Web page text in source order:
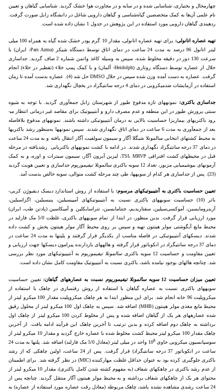
چهارمحال و بختیاری، شناسایی شده و در سایه و در مجاورت هوا خشک گردید. شناسایی گیاهان و تعیین
نام علمی آن‌ها به کمک متخصصین گیاه‌شناسی و گیاهان دارویی شاغل در دانشگاه زابل صورت گرفت.
رده­بندی گیاهان دارویی مورد استفاده در این پژوهش در جدول 1 نشان داده شده است.
تهیه عصاره اتانولی:
برای تهیه عصاره اتانولی، مقدار 10 گرم پودر خشک شده گیاه به همراه 100 میلی
لیتر اتانول 96 درصد به مدت 24 ساعت در دمای اتاق توسط دستگاه شیکر (Pars Azma- ایران) با
سرعت 130 دور در دقیقه مخلوط شده، سپس به وسیله کاغذ واتمن شماره 2 صاف گردید. جداسازی
حلال از عصاره توسط دستگاه روتاری (Heidolph- آلمان) و با کمک پمپ خلاء (تقطیر در خلاء) انجام
گرفت. عصاره به دست آمده وزن شده سپس در حلال DMSO حل شد (4). عصاره بدست آمده تا زمان
استفاده در آزمایشات ضدمیکروبی در دمای 4 درجه سانتی­گراد در یخچال نگهداری شد.
جداسازی باکتری:
نمونه­های تازه مدفوع طیور از شهرستان زابل جمع­آوری گردید. با توجه به شیوه
سنتی پرورش طیور در این منطقه و عدم مصرف دارو و آنتی­بیوتیک برای مقاصد غیر درمانی انتظار می­
رود باکتری­های بیماریزا حساسیت بالایی به درمان آنتی­بیوتیکی داشته باشند. نمونه­های مدفوع بلافاصله
بعد از جمع­آوری به مدت 6 ساعت در دمای اتاق نگه­داری شدند. سپس نمونه­ها به‌منظور رشد باکتری­ها
به محیط کشت­های انتخابی سالمونلا شیگلا آگار و سیمون سولفیت آگار انتقال یافته و به مدت 24 ساعت
در دمای 37 درجه سانتی­گراد نگهداری شدند. در ادامه با کشت نمونه­های باکتریایی رشدیافته در مرحله
قبل در محیط­های کشت افتراقی TSI، MRVP، لیزین آیرون آگار، سیمون سیترات و اوره، و به کمک
آزمون­های بیوشیمیایی مزبور، تعداد 12 سویه باکتری
سالمونلا تیفی­موریوم جداسازی و تعیین هویت گردید
(23). پس از جداسازی هر کدام از سویه­ها، طی چند مرحله کشت متوالی، سویه خالص بدست آمد.
تعیین حساسیت باکتری به آنتی­بیوتیک­های مرسوم: با استفاده از روش استاندارد دیسک دیفیوژِن کربی-
بائر (10) حساسیت سویه­های باکتری نسبت به آنتی­بیوتیک­های آمپی­سیلین، پنی­سیلین، اگزاسیلین،
آزیترومایسین، آموکسی‌سیلین، سفتازیدیم، جنتامایسین، تتراسایکلین و آمیکاسین (پادتن طب، ایران)
مورد ارزیابی قرار گرفت. بدین منظور، در ابتدا از تمام سویه­های باکتری، غلظت 5/0 مک فارلند در
محیط مایع آبگوشتی مولر هینتون تهیه و سپس بر روی محیط آگار مولر هینتون پخش و کشت داده
شدند. دیسک­های آنتی­بیوتیکی در فاصله مناسب از یکدیگر قرار گرفتند و پلیت­ها به مدت 24 ساعت در
دمای 37 درجه سانتی­گراد در انکوباتور قرار گرفته و هاله­های بازدارنده پیرامون دیسک­ها جهت ارزیابی و
تعیین مقاومت و حساسیت 12 سویه باکتری
سالمونلا تیفی­موریوم به آنتی­بیوتیک­های مورد نظر بررسی
شد. چنانچه هاله­ای بوجود نیامده باشد، باکتری نسبت به آنتی­بیوتیک مقاومت کامل نشان داده است.
تعیین میزان حساسیت 12 سویه سالمونلا تیفی­موریوم نسبت به عصاره­های گیاهان:تعیین حساسیت
سویه­های باکتری نسبت به عصاره گیاهان با استفاده از روش رقت­سازی در چاهک با استفاده از
میکروپلیت 96 خانه انجام شد. برای این منظور ابتدا به هر چاهک میکروپلیت مقدار 100 میکرو لیتر از
محیط مایع مغذی مولر هینتون (MHB) اضافه شد. سپس به چاهک اول 100 میکرو لیتر از محلول رقیق
شده عصاره­های هر یک از گیاهان اضافه شده و پس از مخلوط کردن 100 میکرو لیتر از چاهک اول
برداشته به چاهک دوم اضافه کرده و بدین ترتیب تا آخرین چاهک این فرآیند ادامه یافت. از آخرین
چاهک مقدار 100 میکرو لیتر محیط کشت مخلوط شده با عصاره خارج گردید و مقدار 10 میکرو لیتر از
سوسپانسیون میکروبی حاوی 108
واحد در میلی لیتر (معادل 5/0 مک فارلند) اضافه شد. پلت­ها به مدت 24
ساعت در انکوباتور 37 درجه سانتی­گراد) قرار گرفت. پس از 24 ساعت، اولین چاهکی که از رشد
باکتری جلوگیری کرده بود به عنوان حداقل غلظت مهارکننده (MIC) در نظر گرفته شد. برای اطمینان
از عدم رشد باکتری در چاهک­های شفاف (به مفهوم کشته­ شدن کامل باکتری)، مقدار 10 میکرو لیتر از
محتوای هر یک از چاهک­های شفاف برداشته و به محیط مولر هینتون آگار منتقل گردید. چنانچه پس از
24 ساعت رشدی مشاهده نشده باشد، چاهک مربوطه (معادل رقت عصاره مورد استفاده از عصاره) به